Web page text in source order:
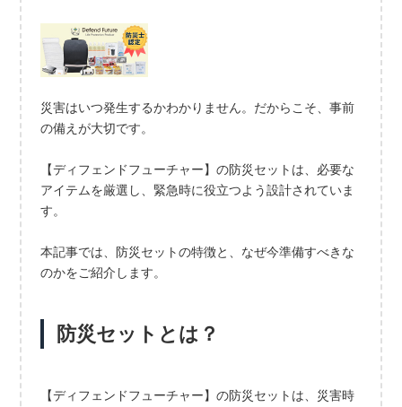
災害はいつ発生するかわかりません。だからこそ、事前
の備えが大切です。
【ディフェンドフューチャー】の防災セットは、必要な
アイテムを厳選し、緊急時に役立つよう設計されていま
す。
本記事では、防災セットの特徴と、なぜ今準備すべきな
のかをご紹介します。
防災セットとは？
【ディフェンドフューチャー】の防災セットは、災害時